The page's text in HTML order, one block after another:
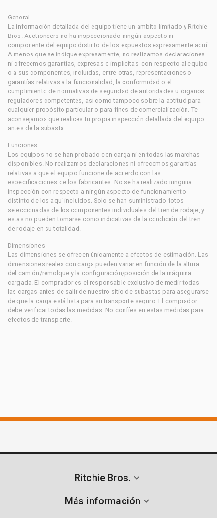
General
La información detallada del equipo tiene un ámbito limitado y Ritchie
Bros. Auctioneers no ha inspeccionado ningún aspecto ni
componente del equipo distinto de los expuestos expresamente aquí.
A menos que se indique expresamente, no realizamos declaraciones
ni ofrecemos garantías, expresas o implícitas, con respecto al equipo
o a sus componentes, incluidas, entre otras, representaciones o
garantías relativas a la funcionalidad, la conformidad o el
cumplimiento de normativas de seguridad de autoridades u órganos
reguladores competentes, así como tampoco sobre la aptitud para
cualquier propósito particular o para fines de comercialización. Te
aconsejamos que realices tu propia inspección detallada del equipo
antes de la subasta.
Funciones
Los equipos no se han probado con carga ni en todas las marchas
disponibles. No realizamos declaraciones ni ofrecemos garantías
relativas a que el equipo funcione de acuerdo con las
especificaciones de los fabricantes. No se ha realizado ninguna
inspección con respecto a ningún aspecto de funcionamiento
distinto de los aquí incluidos. Solo se han suministrado fotos
seleccionadas de los componentes individuales del tren de rodaje, y
estas no pueden tomarse como indicativas de la condición del tren
de rodaje en su totalidad.
Dimensiones
Las dimensiones se ofrecen únicamente a efectos de estimación. Las
dimensiones reales con carga pueden variar en función de la altura
del camión/remolque y la configuración/posición de la máquina
cargada. El comprador es el responsable exclusivo de medir todas
las cargas antes de salir de nuestro sitio de subastas para asegurarse
de que la carga está lista para su transporte seguro. El comprador
debe verificar todas las medidas. No confíes en estas medidas para
efectos de transporte.
Ritchie Bros.
Más información